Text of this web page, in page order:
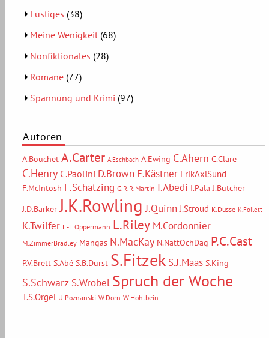
Lustiges (38)
Meine Wenigkeit (68)
Nonfiktionales (28)
Romane (77)
Spannung und Krimi (97)
Autoren
A.Bouchet A.Carter A.Eschbach A.Ewing C.Ahern C.Clare
C.Henry C.Paolini D.Brown E.Kästner ErikAxlSund
F.McIntosh F.Schätzing G.R.R.Martin I.Abedi I.Pala J.Butcher
J.D.Barker J.K.Rowling J.Quinn J.Stroud K.Dusse K.Follett
K.Twilfer L.-L.Oppermann L.Riley M.Cordonnier
M.ZimmerBradley Mangas N.MacKay N.NattOchDag P.C.Cast
P.V.Brett S.Abé S.B.Durst S.Fitzek S.J.Maas S.King
S.Schwarz S.Wrobel Spruch der Woche
T.S.Orgel U.Poznanski W.Dorn W.Hohlbein